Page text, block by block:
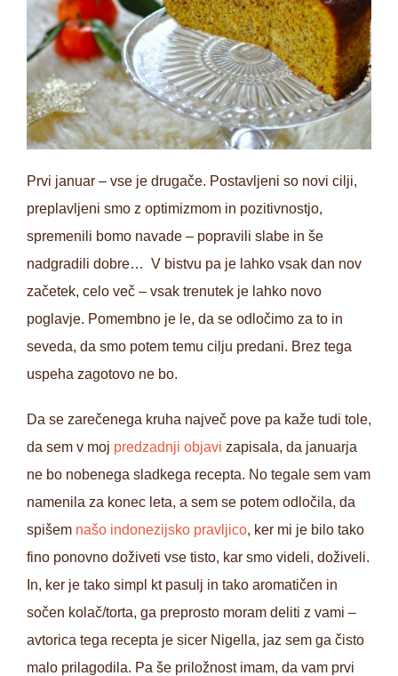
Prvi januar – vse je drugače. Postavljeni so novi cilji,
preplavljeni smo z optimizmom in pozitivnostjo,
spremenili bomo navade – popravili slabe in še
nadgradili dobre… V bistvu pa je lahko vsak dan nov
začetek, celo več – vsak trenutek je lahko novo
poglavje. Pomembno je le, da se odločimo za to in
seveda, da smo potem temu cilju predani. Brez tega
uspeha zagotovo ne bo.
Da se zarečenega kruha največ pove pa kaže tudi tole,
da sem v moj predzadnji objavi zapisala, da januarja
ne bo nobenega sladkega recepta. No tegale sem vam
namenila za konec leta, a sem se potem odločila, da
spišem našo indonezijsko pravljico, ker mi je bilo tako
fino ponovno doživeti vse tisto, kar smo videli, doživeli.
In, ker je tako simpl kt pasulj in tako aromatičen in
sočen kolač/torta, ga preprosto moram deliti z vami –
avtorica tega recepta je sicer Nigella, jaz sem ga čisto
malo prilagodila. Pa še priložnost imam, da vam prvi